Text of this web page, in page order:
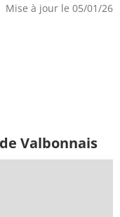
Mise à jour le 05/01/26
Valbonnais